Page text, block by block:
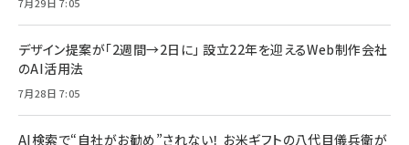
デザイン提案が「2週間→2日に」 設立22年を迎えるWeb制作会社
のAI活用法
7月28日 7:05
AI検索で“自社がお勧め”されない！ お米ギフトの八代目儀兵衛が